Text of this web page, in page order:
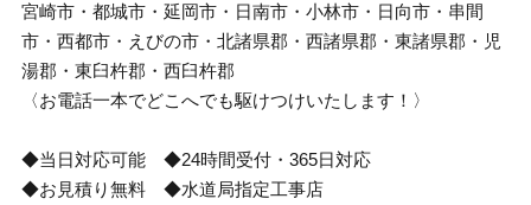
宮崎市・都城市・延岡市・日南市・小林市・日向市・串間
市・西都市・えびの市・北諸県郡・西諸県郡・東諸県郡・児
湯郡・東臼杵郡・西臼杵郡
〈お電話一本でどこへでも駆けつけいたします！〉
◆当日対応可能 ◆24時間受付・365日対応
◆お見積り無料 ◆水道局指定工事店